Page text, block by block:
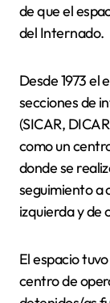
de que el
del Internado.
Desde 1973 el
secciones de
(SICAR,
como un
donde se
seguimiento a
izquierda y de
El espacio
centro de